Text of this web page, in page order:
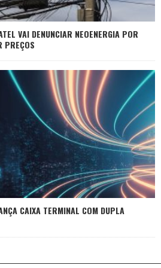
VAI DENUNCIAR NEOENERGIA POR
PREÇOS
CAIXA TERMINAL COM DUPLA